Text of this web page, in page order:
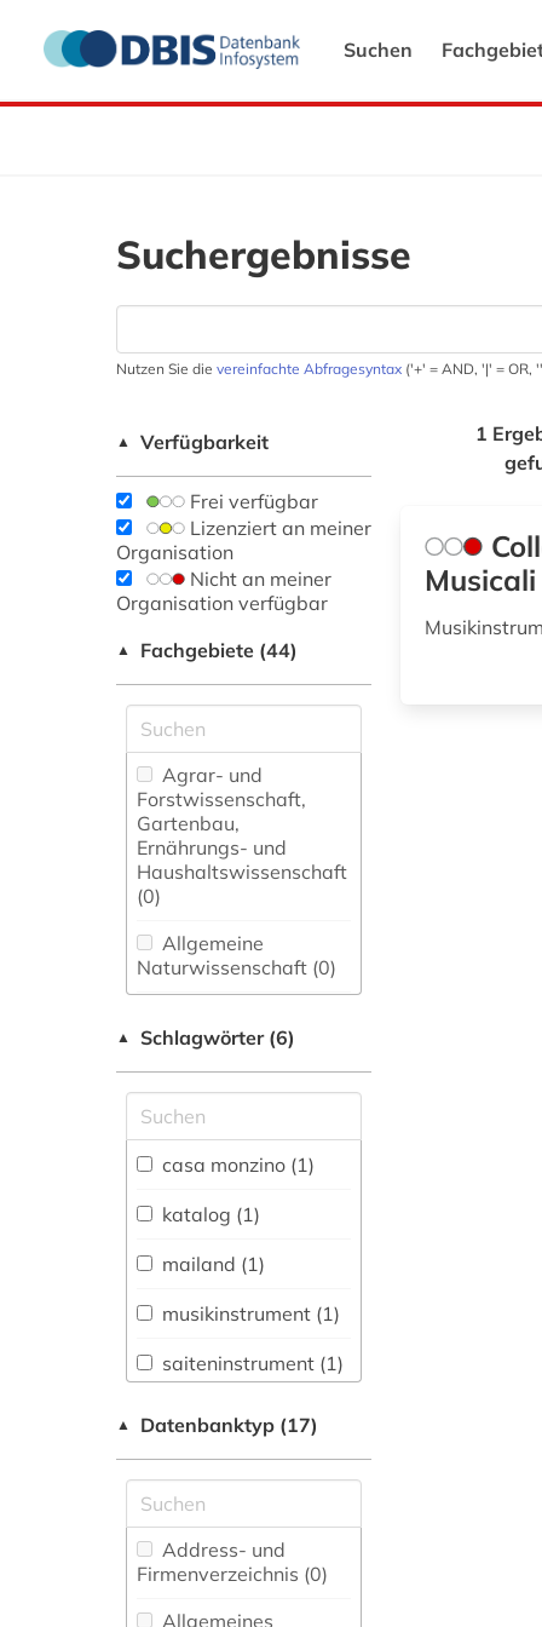
Suchen
Suchergebnisse
Nutzen Sie die vereinfachte Abfragesyntax ('+' = AND, '|' = OR,
▲ Verfügbarkeit
Frei verfügbar
Lizenziert an meiner
Organisation
Nicht an meiner
Organisation verfügbar
▲ Fachgebiete (44)
Agrar- und
Forstwissenschaft,
Gartenbau,
Ernährungs- und
Haushaltswissenschaft
(0)
Allgemeine
Naturwissenschaft (0)
fachübergreifende
Allgemeine und
vergleichende Sprach-
und
Literaturwissenschaft.
Indogermanistik.
Außereuropäische
Sprachen und
Literaturen (0)
Anglistik.
Amerikanistik (0)
Vermessungswesen (0)
Biologie,
Biotechnologie (0)
Buch- und
▲ Schlagwörter (6)
casa monzino (1)
katalog (1)
mailand (1)
musikinstrument (1)
saiteninstrument (1)
sammlung (1)
▲ Datenbanktyp (17)
Address- und
Firmenverzeichnis (0)
Allgemeines
1